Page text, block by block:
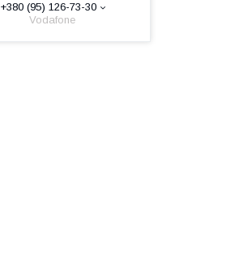
+380 (95) 126-73-30
Vodafone